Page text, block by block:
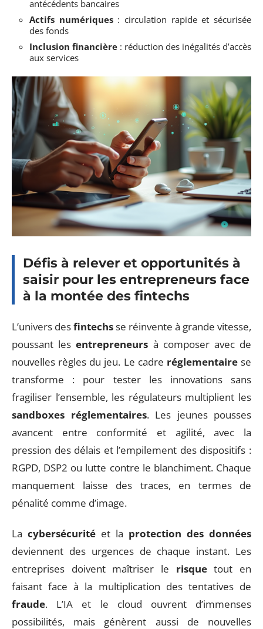
antécédents bancaires
Actifs numériques: circulation rapide et sécurisée
des fonds
Inclusion financière : réduction des inégalités d’accès
aux services
Défis à relever et opportunités à
saisir pour les entrepreneurs face
à la montée des fintechs
L’univers desfintechsse réinvente à grande vitesse,
poussant lesentrepreneurs à composer avec de
nouvelles règles du jeu. Le cadre réglementairese
transforme : pour tester les innovations sans
fragiliser l’ensemble, les régulateurs multiplient les
sandboxes réglementaires. Les jeunes pousses
avancent entre conformité et agilité, avec la
pression des délais et l’empilement des dispositifs :
RGPD, DSP2 ou lutte contre le blanchiment. Chaque
manquement laisse des traces, en termes de
pénalité comme d’image.
La cybersécurité et la protection des données
deviennent des urgences de chaque instant. Les
entreprises doivent maîtriser le risquetout en
faisant face à la multiplication des tentatives de
fraude. L’IA et le cloud ouvrent d’immenses
possibilités, mais génèrent aussi de nouvelles